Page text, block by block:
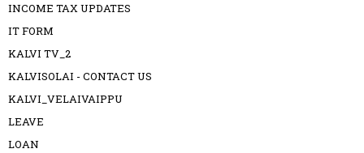
INCOME TAX UPDATES
IT FORM
KALVI TV_2
KALVISOLAI - CONTACT US
KALVI_VELAIVAIPPU
LEAVE
LOAN